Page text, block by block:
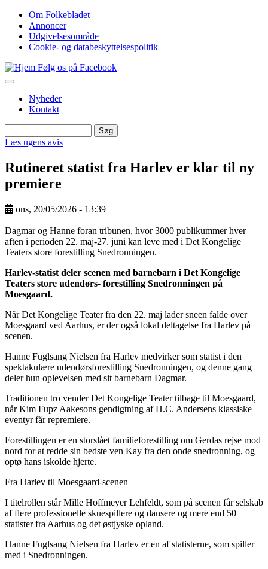
hovedindhold
Top
navigation
Om Folkebladet
Annoncer
Udgivelsesområde
Cookie- og databeskyttelsespolitik
Følg os på Facebook
Nyheder
Kontakt
Søg
Læs ugens avis
Rutineret statist fra Harlev er klar til ny
premiere
ons, 20/05/2026 - 13:39
Dagmar og Hanne foran tribunen, hvor 3000 publikummer hver
aften i perioden 22. maj-27. juni kan leve med i Det Kongelige
Teaters store forestilling Snedronningen.
Harlev-statist deler scenen med barnebarn i Det Kongelige
Teaters store udendørs- forestilling Snedronningen på
Moesgaard.
Når Det Kongelige Teater fra den 22. maj lader sneen falde over
Moesgaard ved Aarhus, er der også lokal deltagelse fra Harlev på
scenen.
Hanne Fuglsang Nielsen fra Harlev medvirker som statist i den
spektakulære udendørsforestilling Snedronningen, og denne gang
deler hun oplevelsen med sit barnebarn Dagmar.
Traditionen tro vender Det Kongelige Teater tilbage til Moesgaard,
når Kim Fupz Aakesons gendigtning af H.C. Andersens klassiske
eventyr får repremiere.
Forestillingen er en storslået familieforestilling om Gerdas rejse mod
nord for at redde sin bedste ven Kay fra den onde snedronning, og
optø hans iskolde hjerte.
Fra Harlev til Moesgaard-scenen
I titelrollen står Mille Hoffmeyer Lehfeldt, som på scenen får selskab
af flere professionelle skuespillere og dansere og mere end 50
statister fra Aarhus og det østjyske opland.
Hanne Fuglsang Nielsen fra Harlev er en af statisterne, som spiller
med i Snedronningen.